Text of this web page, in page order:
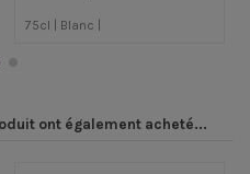
75cl | Blanc |
ont également acheté...